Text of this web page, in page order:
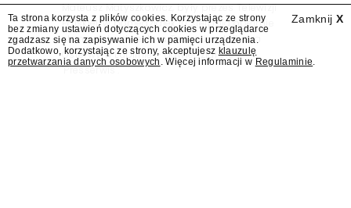
Mateusz Matyszkowicz, były prezes Telewizji
Polskiej, w poniedziałek 10 sierpnia obejmie
stanowisko dyrektora Teatru im. Juliusza
Osterwy w Lublinie – dowiedział się
"Presserwis".
Zamknij X
Ta strona korzysta z plików cookies. Korzystając ze strony
bez zmiany ustawień dotyczących cookies w przeglądarce
zgadzasz się na zapisywanie ich w pamięci urządzenia.
Dodatkowo, korzystając ze strony, akceptujesz klauzulę
przetwarzania danych osobowych . Więcej informacji w Regulaminie.